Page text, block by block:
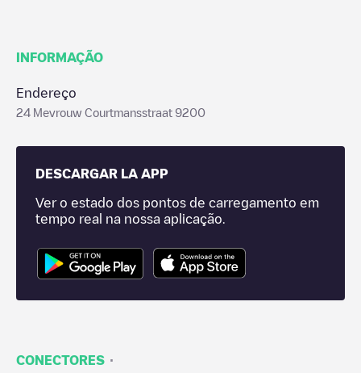
INFORMAÇÃO
Endereço
24 Mevrouw Courtmansstraat 9200
DESCARGAR LA APP
Ver o estado dos pontos de carregamento em
tempo real na nossa aplicação.
CONECTORES ·